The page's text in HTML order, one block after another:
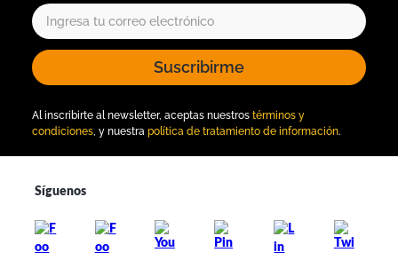
Suscribirme
Al inscribirte al newsletter, aceptas nuestros términos y
condiciones, y nuestra política de tratamiento de información.